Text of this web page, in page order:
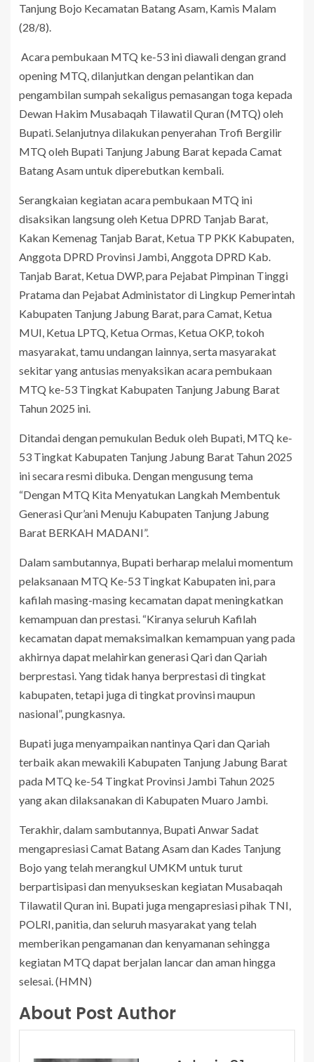
Tanjung Bojo Kecamatan Batang Asam, Kamis Malam
(28/8).
Acara pembukaan MTQ ke-53 ini diawali dengan grand
opening MTQ, dilanjutkan dengan pelantikan dan
pengambilan sumpah sekaligus pemasangan toga kepada
Dewan Hakim Musabaqah Tilawatil Quran (MTQ) oleh
Bupati. Selanjutnya dilakukan penyerahan Trofi Bergilir
MTQ oleh Bupati Tanjung Jabung Barat kepada Camat
Batang Asam untuk diperebutkan kembali.
Serangkaian kegiatan acara pembukaan MTQ ini
disaksikan langsung oleh Ketua DPRD Tanjab Barat,
Kakan Kemenag Tanjab Barat, Ketua TP PKK Kabupaten,
Anggota DPRD Provinsi Jambi, Anggota DPRD Kab.
Tanjab Barat, Ketua DWP, para Pejabat Pimpinan Tinggi
Pratama dan Pejabat Administator di Lingkup Pemerintah
Kabupaten Tanjung Jabung Barat, para Camat, Ketua
MUI, Ketua LPTQ, Ketua Ormas, Ketua OKP, tokoh
masyarakat, tamu undangan lainnya, serta masyarakat
sekitar yang antusias menyaksikan acara pembukaan
MTQ ke-53 Tingkat Kabupaten Tanjung Jabung Barat
Tahun 2025 ini.
Ditandai dengan pemukulan Beduk oleh Bupati, MTQ ke-
53 Tingkat Kabupaten Tanjung Jabung Barat Tahun 2025
ini secara resmi dibuka. Dengan mengusung tema
“Dengan MTQ Kita Menyatukan Langkah Membentuk
Generasi Qur’ani Menuju Kabupaten Tanjung Jabung
Barat BERKAH MADANI”.
Dalam sambutannya, Bupati berharap melalui momentum
pelaksanaan MTQ Ke-53 Tingkat Kabupaten ini, para
kafilah masing-masing kecamatan dapat meningkatkan
kemampuan dan prestasi. “Kiranya seluruh Kafilah
kecamatan dapat memaksimalkan kemampuan yang pada
akhirnya dapat melahirkan generasi Qari dan Qariah
berprestasi. Yang tidak hanya berprestasi di tingkat
kabupaten, tetapi juga di tingkat provinsi maupun
nasional”, pungkasnya.
Bupati juga menyampaikan nantinya Qari dan Qariah
terbaik akan mewakili Kabupaten Tanjung Jabung Barat
pada MTQ ke-54 Tingkat Provinsi Jambi Tahun 2025
yang akan dilaksanakan di Kabupaten Muaro Jambi.
Terakhir, dalam sambutannya, Bupati Anwar Sadat
mengapresiasi Camat Batang Asam dan Kades Tanjung
Bojo yang telah merangkul UMKM untuk turut
berpartisipasi dan menyukseskan kegiatan Musabaqah
Tilawatil Quran ini. Bupati juga mengapresiasi pihak TNI,
POLRI, panitia, dan seluruh masyarakat yang telah
memberikan pengamanan dan kenyamanan sehingga
kegiatan MTQ dapat berjalan lancar dan aman hingga
selesai. (HMN)
About Post Author